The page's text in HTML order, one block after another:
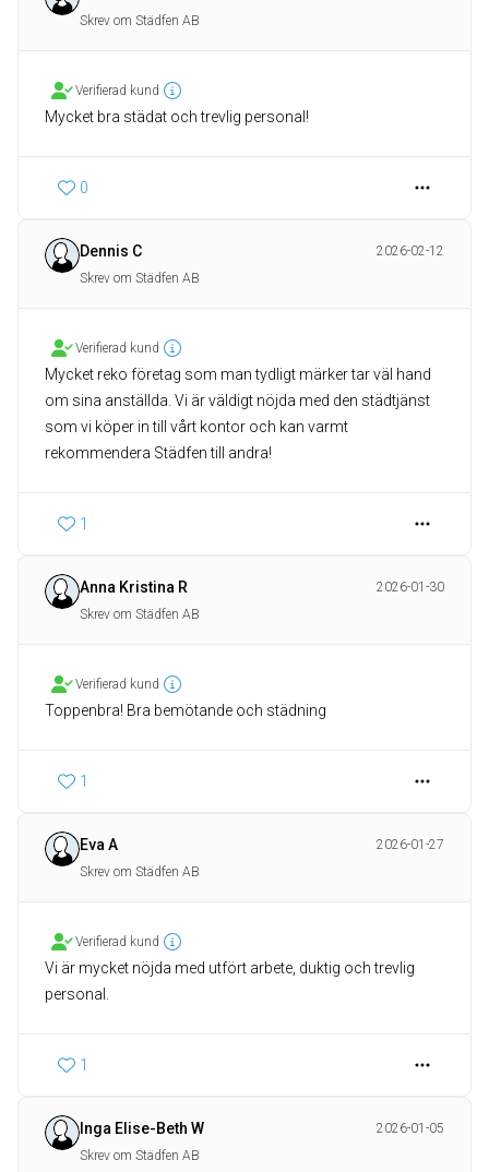
Skrev om Städfen AB
Verifierad kund
Mycket bra städat och trevlig personal!
0
Dennis C
2026-02-12
Skrev om Städfen AB
Verifierad kund
Mycket reko företag som man tydligt märker tar väl hand
om sina anställda. Vi är väldigt nöjda med den städtjänst
som vi köper in till vårt kontor och kan varmt
rekommendera Städfen till andra!
1
Anna Kristina R
2026-01-30
Skrev om Städfen AB
Verifierad kund
Toppenbra! Bra bemötande och städning
1
Eva A
2026-01-27
Skrev om Städfen AB
Verifierad kund
Vi är mycket nöjda med utfört arbete, duktig och trevlig
personal.
1
Inga Elise-Beth W
2026-01-05
Skrev om Städfen AB